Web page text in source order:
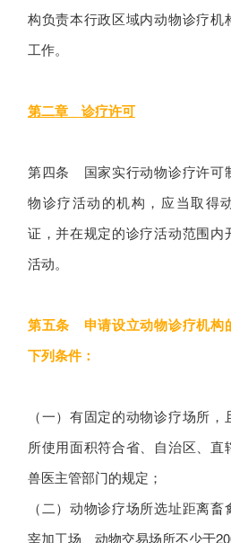
构负责本行政区域内动物诊疗机
工作。
第二章 诊疗许可
第四条 国家实行动物诊疗许可
物诊疗活动的机构，应当取得
证，并在规定的诊疗活动范围内
活动。
第五条 申请设立动物诊疗机构
下列条件：
（一）有固定的动物诊疗场所，
所使用面积符合省、自治区、直
兽医主管部门的规定；
（二）动物诊疗场所选址距离
宰加工场、动物交易场所不少于